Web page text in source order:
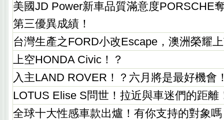
美國JD Power新車品質滿意度PORSCHE
第三優異成績！
台灣生產之FORD小改Escape，澳洲榮耀
上空HONDA Civic！？
入主LAND ROVER！？六月將是最好機會
LOTUS Elise S問世！拉近與車迷們的距離
全球十大性感車款出爐！有你支持的對象